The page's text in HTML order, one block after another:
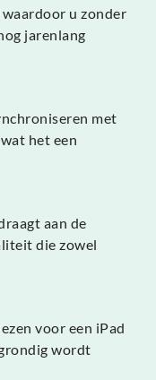
u zonder
jarenlang
met
het een
aan de
die zowel
voor een iPad
wordt